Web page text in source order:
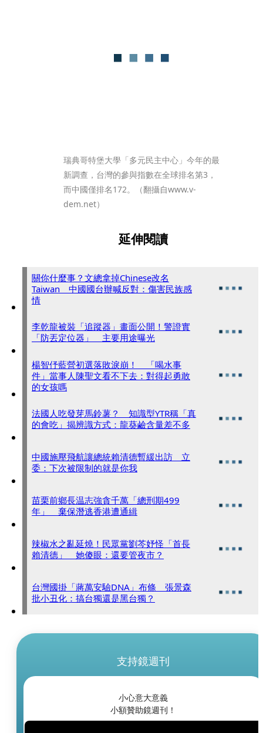
瑞典哥特堡大學「多元民主中心」今年的最
新調查，台灣的參與指數在全球排名第3，
而中國僅排名172。（翻攝自www.v-
dem.net）
延伸閱讀
關你什麼事？文總拿掉Chinese改名
Taiwan 中國國台辦喊反對：傷害民族感
情
李乾龍被裝「追蹤器」畫面公開！警證實
「防丟定位器」 主要用途曝光
楊智伃藍營初選落敗淚崩！ 「喝水事
件」當事人陳聖文看不下去：對得起勇敢
的女孩嗎
法國人吃發芽馬鈴薯？ 知識型YTR稱「真
的會吃」揭辨識方式：龍葵鹼含量差不多
中國施壓飛航讓總統賴清德暫緩出訪 立
委：下次被限制的就是你我
苗栗前鄉長温志強貪千萬「總刑期499
年」 棄保潛逃香港遭通緝
辣椒水之亂延燒！民眾黨劉芩妤怪「首長
賴清德」 她傻眼：還要管夜市？
台灣國掛「蔣萬安驗DNA」布條 張景森
批小丑化：搞台獨還是黑台獨？
支持鏡週刊
小心意大意義
小額贊助鏡週刊！